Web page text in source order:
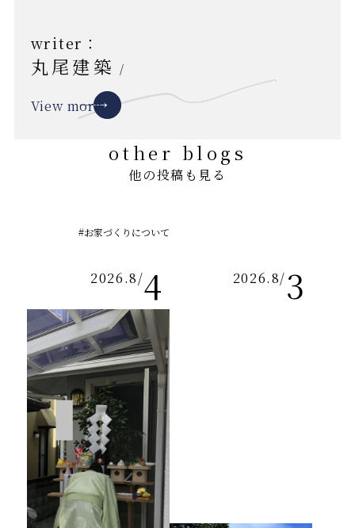
writer：
丸尾建築 /
View more
other blogs
他の投稿も見る
2026.8/4
#お家づくりについて
2026.8/3